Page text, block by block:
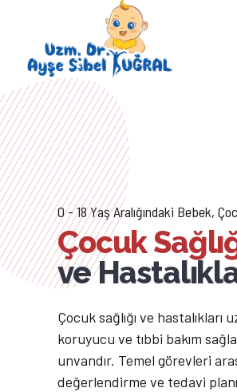
0 - 18 Yaş Aralığındaki Bebek,
Çocuk
ve
Çocuk sağlığı ve
koruyucu ve tıbbi bakım
unvandır. Temel görevleri
değerlendirme ve tedavi